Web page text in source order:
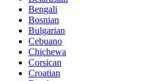
Bengali
Bosnian
Bulgarian
Cebuano
Chichewa
Corsican
Croatian